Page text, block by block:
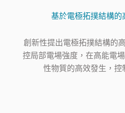
基於電極拓撲結構的
創新性提出電極拓撲結構的
控局部電場強度，在高能電
性物質的高效發生，控